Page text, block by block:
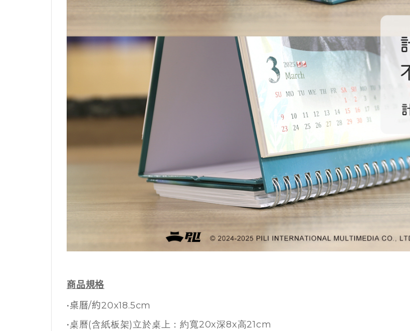
商品規格
•桌曆/約20x18.5cm
•桌曆(含紙板架)立於桌上：約寬20x深8x高21cm